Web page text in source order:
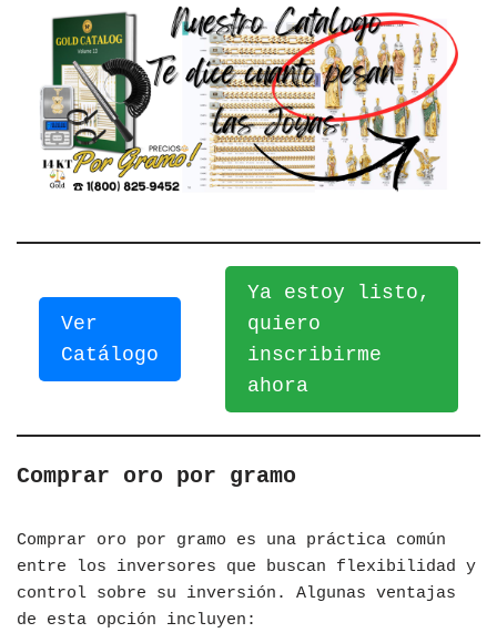
Ver
Catálogo
Ya estoy listo,
quiero
inscribirme
ahora
Comprar oro por gramo
Comprar oro por gramo es una práctica común
entre los inversores que buscan flexibilidad y
control sobre su inversión. Algunas ventajas
de esta opción incluyen: